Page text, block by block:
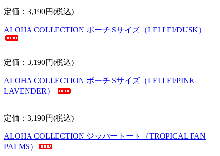
定価：3,190円(税込)
ALOHA COLLECTION ポーチ Sサイズ（LEI LEI/DUSK）
定価：3,190円(税込)
ALOHA COLLECTION ポーチ Sサイズ（LEI LEI/PINK
LAVENDER）
定価：3,190円(税込)
ALOHA COLLECTION ジッパートート（TROPICAL FAN
PALMS）